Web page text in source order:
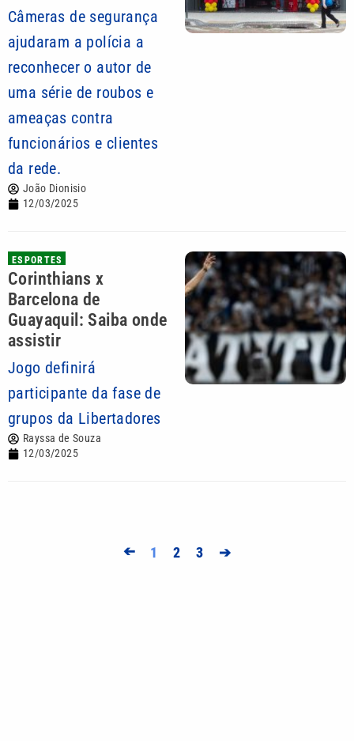
Câmeras de segurança
ajudaram a polícia a
reconhecer o autor de
uma série de roubos e
ameaças contra
funcionários e clientes
da rede.
João Dionisio
12/03/2025
ESPORTES
Corinthians x
Barcelona de
Guayaquil: Saiba onde
assistir
Jogo definirá
participante da fase de
grupos da Libertadores
Rayssa de Souza
12/03/2025
➔ 1 2 3 ➔